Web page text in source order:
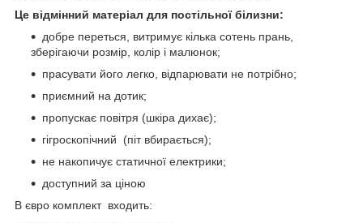
Це відмінний матеріал для постільної білизни:
добре переться, витримує кілька сотень прань,
зберігаючи розмір, колір і малюнок;
прасувати його легко, відпарювати не потрібно;
приємний на дотик;
пропускає повітря (шкіра дихає);
гігроскопічний (піт вбирається);
не накопичує статичної електрики;
доступний за ціною
В євро комплект входить: